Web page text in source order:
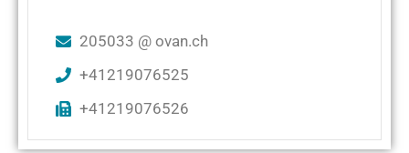
205033 @ ovan.ch
+41219076525
+41219076526